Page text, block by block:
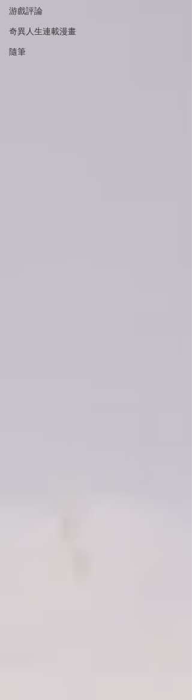
游戲評論
奇異人生連載漫畫
隨筆